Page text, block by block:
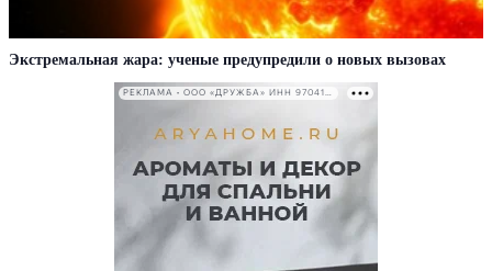
Экстремальная жара: ученые предупредили о новых вызовах
РЕКЛАМА • ООО «ДРУЖБА» ИНН 9704146411